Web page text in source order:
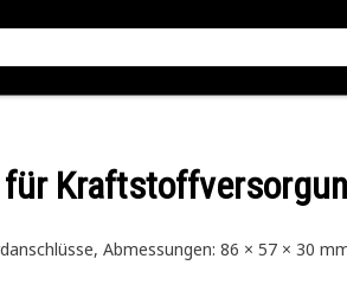
Abmessungen: 86 × 57 × 30